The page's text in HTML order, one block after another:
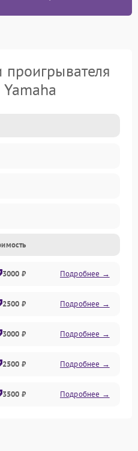
3000 ₽ Подробнее →
2500 ₽ Подробнее →
3000 ₽ Подробнее →
2500 ₽ Подробнее →
3500 ₽ Подробнее →